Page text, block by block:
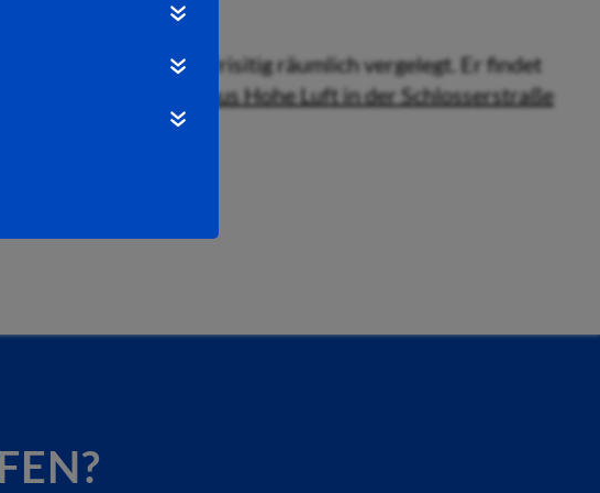
wurde kurzfrisitig räumlich vergelegt. Er findet
im Bürgerhaus Hohe Luft in der Schlosserstraße